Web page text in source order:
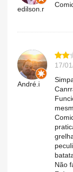
edilson.r
André.i
17/
Não